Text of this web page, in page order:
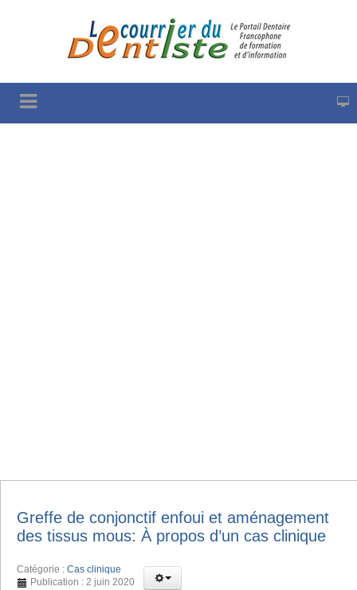
Greffe de conjonctif enfoui et aménagement
des tissus mous: À propos d’un cas clinique
Catégorie : Cas clinique
Publication : 2 juin 2020